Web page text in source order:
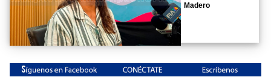
Madero